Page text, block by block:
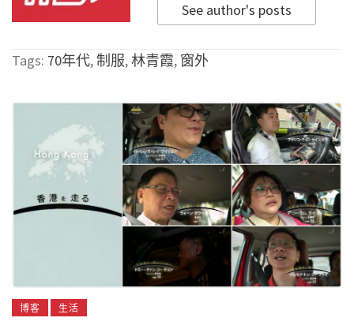
See author's posts
Tags: 70年代,制服,林青霞, 窗外
博客 生活